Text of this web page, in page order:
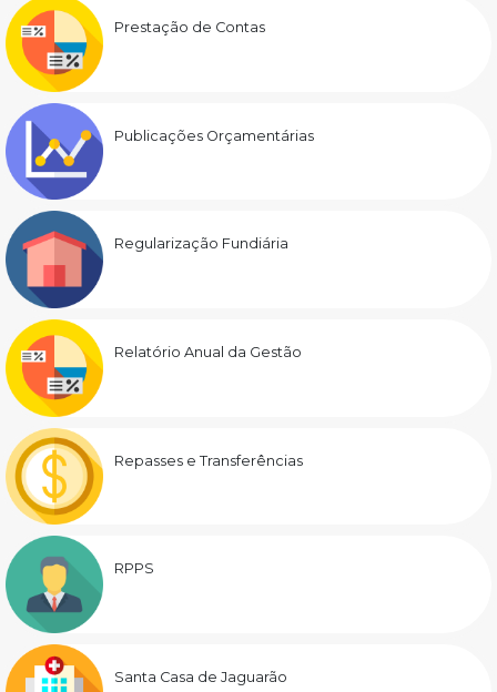
Prestação de Contas
Publicações Orçamentárias
Regularização Fundiária
Relatório Anual da Gestão
Repasses e Transferências
RPPS
Santa Casa de Jaguarão